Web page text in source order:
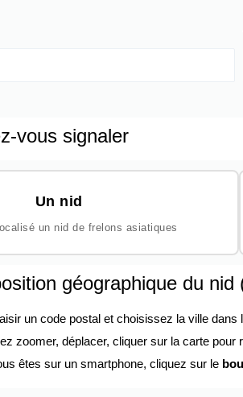
vous signaler
Un nid
un nid de frelons asiatiques
géographique du nid
un code postal et choisissez la ville dans
zoomer, déplacer, cliquer sur la carte pour
êtes sur un smartphone, cliquez sur le